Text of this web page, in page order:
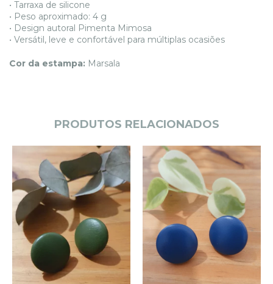
• Tarraxa de silicone
• Peso aproximado: 4 g
• Design autoral Pimenta Mimosa
• Versátil, leve e confortável para múltiplas ocasiões
Cor da estampa: Marsala
PRODUTOS RELACIONADOS